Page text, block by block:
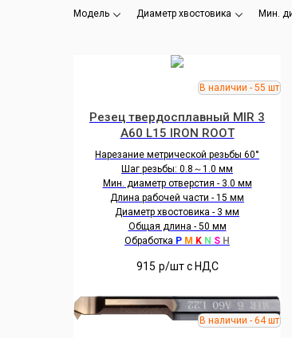
Модель Диаметр хвостовика Мин.
Резец твердосплавный MIR 3
A60 L15 IRON ROOT
Нарезание метрической резьбы 60°
Шаг резьбы: 0.8～1.0 мм
Мин. диаметр отверстия - 3.0 мм
Длина рабочей части - 15 мм
Диаметр хвостовика - 3 мм
Общая длина - 50 мм
Обработка P M K N S H
915 р/шт c НДС